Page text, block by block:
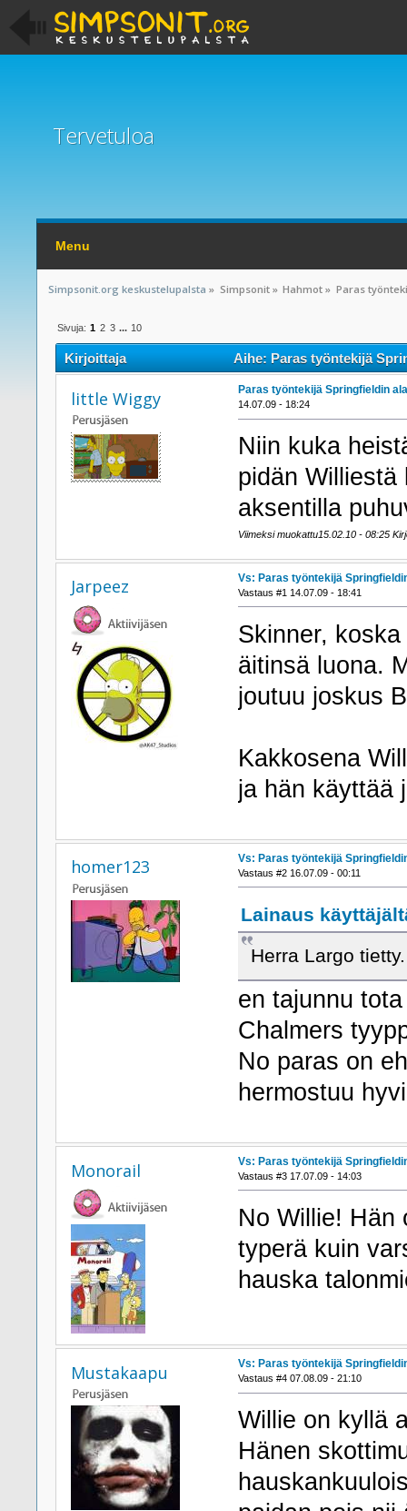
Tervetuloa
Menu
Simpsonit.org keskustelupalsta » Simpsonit» Hahmot » Paras
Sivuja: 1 2 3 ... 10
Kirjoittaja Aihe: Paras työntekijä
little Wiggy Paras työntekijä Springfieldin
14.07.09 - 18:24
Niin kuka
pidän Williestä
aksentilla
Viimeksi muokattu15.02.10 - 08:25
Jarpeez Vs: Paras työntekijä
Vastaus #1 14.07.09 - 18:41
Skinner,
äitinsä luona.
joutuu joskus
Kakkosena
ja hän
homer123 Vs: Paras työntekijä
Vastaus #2 16.07.09 - 00:11
Lainaus
Herra Largo
en tajunnu
Chalmers
No paras on
hermostuu
Monorail Vs: Paras työntekijä
Vastaus #3 17.07.09 - 14:03
No Willie! Hän
typerä kuin
hauska
Mustakaapu Vs: Paras työntekijä
Vastaus #4 07.08.09 - 21:10
Willie on kyllä
Hänen